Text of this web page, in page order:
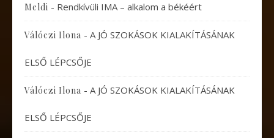
Meldi - Rendkívüli IMA – alkalom a békéért
Válóczi Ilona - A JÓ SZOKÁSOK KIALAKÍTÁSÁNAK
ELSŐ LÉPCSŐJE
Válóczi Ilona - A JÓ SZOKÁSOK KIALAKÍTÁSÁNAK
ELSŐ LÉPCSŐJE